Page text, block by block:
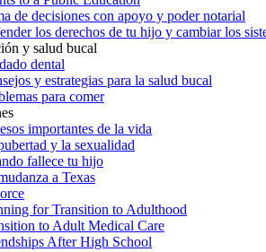
de decisiones con apoyo y poder notarial
los derechos de tu hijo y cambiar los
y salud bucal
dental
y estrategias para la salud bucal
para comer
importantes de la vida
y la sexualidad
fallece tu hijo
a Texas
for Transition to Adulthood
to Adult Medical Care
After High School